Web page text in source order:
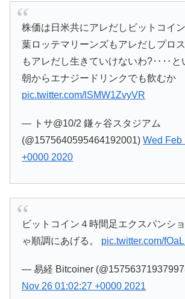
株価は日米共にアレだしビットコイ
葉ロッテマリーンズもアレだしプロ
もアレだし生きていけないわ?‥‥と
朝からエナジードリンクでも飲むか
pic.twitter.com/lSMW1ZvyVR
— トサ@10/2 鎌ヶ谷スタジアム
(@1575640595464192001)Wed Feb
+0000 2020
ビットコイン４時間足エクスパンシ
ゃ順調にあげる。 pic.twitter.com/
— 易経 Bitcoiner
Nov 26 01:02:27 +0000 2021